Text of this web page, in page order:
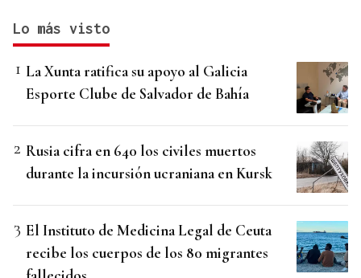
Lo más visto
La Xunta ratifica su apoyo al Galicia
Esporte Clube de Salvador de Bahía
Rusia cifra en 640 los civiles muertos
durante la incursión ucraniana en Kursk
El Instituto de Medicina Legal de Ceuta
recibe los cuerpos de los 80 migrantes